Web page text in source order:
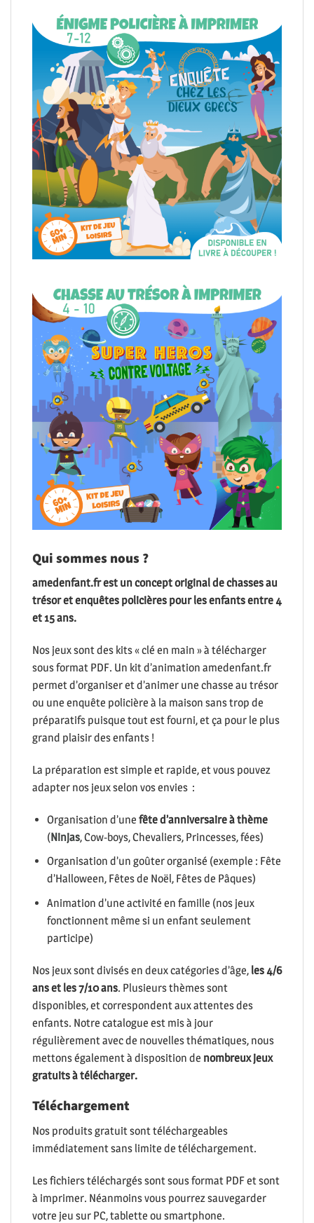
Qui sommes nous ?
amedenfant.fr est un concept original de chasses au
trésor et enquêtes policières pour les enfants entre 4
et 15 ans.
Nos jeux sont des kits « clé en main » à télécharger
sous format PDF. Un kit d’animation amedenfant.fr
permet d’organiser et d’animer une chasse au trésor
ou une enquête policière à la maison sans trop de
préparatifs puisque tout est fourni, et ça pour le plus
grand plaisir des enfants !
La préparation est simple et rapide, et vous pouvez
adapter nos jeux selon vos envies :
Organisation d’une fête d’anniversaire à thème
(Ninjas, Cow-boys, Chevaliers, Princesses, fées)
Organisation d’un goûter organisé (exemple : Fête
d’Halloween, Fêtes de Noël, Fêtes de Pâques)
Animation d’une activité en famille (nos jeux
fonctionnent même si un enfant seulement
participe)
Nos jeux sont divisés en deux catégories d’âge, les 4/6
ans et les 7/10 ans. Plusieurs thèmes sont
disponibles, et correspondent aux attentes des
enfants. Notre catalogue est mis à jour
régulièrement avec de nouvelles thématiques, nous
mettons également à disposition de nombreux jeux
gratuits à télécharger.
Téléchargement
Nos produits gratuit sont téléchargeables
immédiatement sans limite de téléchargement.
Les fichiers téléchargés sont sous format PDF et sont
à imprimer. Néanmoins vous pourrez sauvegarder
votre jeu sur PC, tablette ou smartphone.